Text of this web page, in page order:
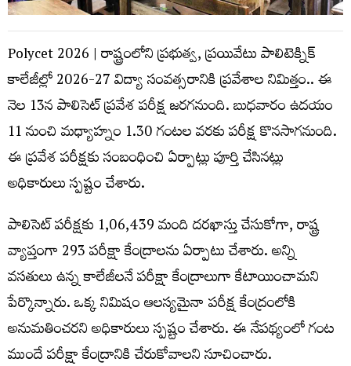
Polycet 2026 | రాష్ట్రంలోని ప్ర‌భుత్వ‌, ప్ర‌యివేటు పాలిటెక్నిక్
కాలేజీల్లో 2026-27 విద్యా సంవ‌త్స‌రానికి ప్ర‌వేశాల నిమిత్తం.. ఈ
నెల 13న పాలిసెట్ ప్ర‌వేశ ప‌రీక్ష జ‌ర‌గ‌నుంది. బుధ‌వారం ఉద‌యం
11 నుంచి మ‌ధ్యాహ్నం 1.30 గంట‌ల వ‌ర‌కు ప‌రీక్ష కొన‌సాగ‌నుంది.
ఈ ప్ర‌వేశ ప‌రీక్ష‌కు సంబంధించి ఏర్పాట్లు పూర్తి చేసిన‌ట్లు
అధికారులు స్ప‌ష్టం చేశారు.
పాలిసెట్ ప‌రీక్ష‌కు 1,06,439 మంది ద‌ర‌ఖాస్తు చేసుకోగా, రాష్ట్ర
వ్యాప్తంగా 293 ప‌రీక్షా కేంద్రాల‌ను ఏర్పాటు చేశారు. అన్ని
వ‌స‌తులు ఉన్న కాలేజీల‌నే ప‌రీక్షా కేంద్రాలుగా కేటాయించామ‌ని
పేర్కొన్నారు. ఒక్క నిమిషం ఆల‌స్య‌మైనా ప‌రీక్ష కేంద్రంలోకి
అనుమ‌తించ‌ర‌ని అధికారులు స్ప‌ష్టం చేశారు. ఈ నేప‌థ్యంలో గంట
ముందే ప‌రీక్షా కేంద్రానికి చేరుకోవాల‌ని సూచించారు.